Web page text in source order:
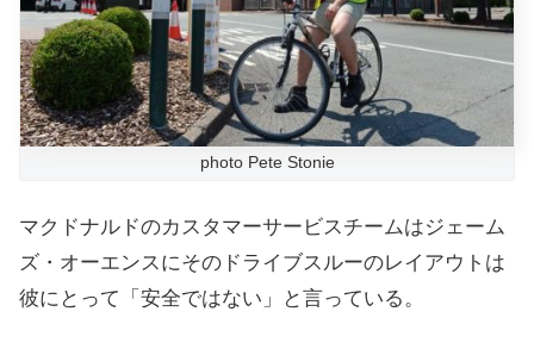
photo Pete Stonie
マクドナルドのカスタマーサービスチームはジェーム
ズ・オーエンスにそのドライブスルーのレイアウトは
彼にとって「安全ではない」と言っている。